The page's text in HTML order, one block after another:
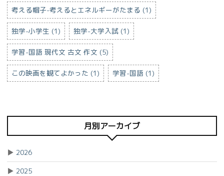
考える帽子-考えるとエネルギーがたまる (1)
独学-小学生 (1) 独学-大学入試 (1)
学習-国語 現代文 古文 作文 (5)
この映画を観てよかった (1) 学習-国語 (1)
月別アーカイブ
▶ 2026
▶ 2025